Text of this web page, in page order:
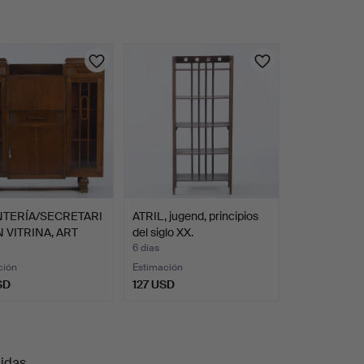
SECRETARI
VITRINA, ART
ATRIL, jugend, principios
del siglo XX.
6 días
Estimación
127 USD